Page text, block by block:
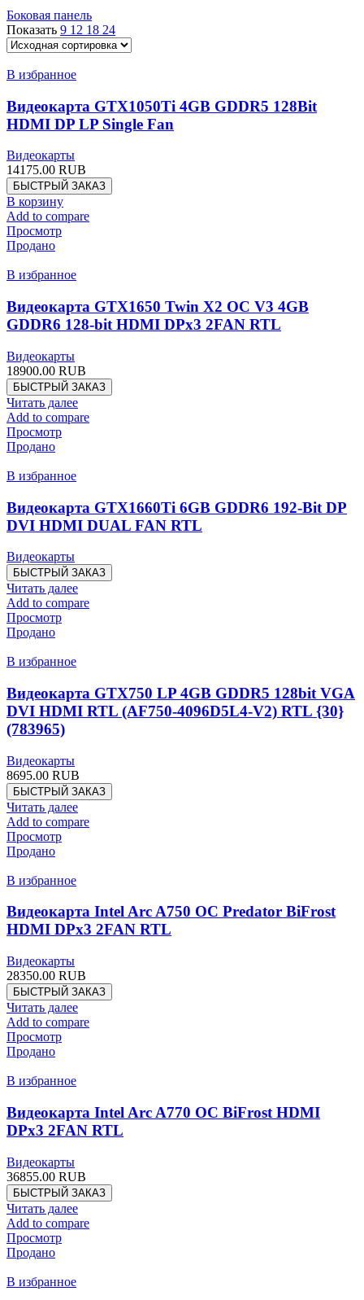
Боковая панель
Показать 9 12 18 24
В избранное
Видеокарта GTX1050Ti 4GB GDDR5 128Bit
HDMI DP LP Single Fan
Видеокарты
14175.00 RUB
БЫСТРЫЙ ЗАКАЗ
В корзину
Add to compare
Просмотр
Продано
В избранное
Видеокарта GTX1650 Twin X2 OC V3 4GB
GDDR6 128-bit HDMI DPx3 2FAN RTL
Видеокарты
18900.00 RUB
БЫСТРЫЙ ЗАКАЗ
Читать далее
Add to compare
Просмотр
Продано
В избранное
Видеокарта GTX1660Ti 6GB GDDR6 192-Bit DP
DVI HDMI DUAL FAN RTL
Видеокарты
БЫСТРЫЙ ЗАКАЗ
Читать далее
Add to compare
Просмотр
Продано
В избранное
Видеокарта GTX750 LP 4GB GDDR5 128bit VGA
DVI HDMI RTL (AF750-4096D5L4-V2) RTL {30}
(783965)
Видеокарты
8695.00 RUB
БЫСТРЫЙ ЗАКАЗ
Читать далее
Add to compare
Просмотр
Продано
В избранное
Видеокарта Intel Arc A750 OC Predator BiFrost
HDMI DPx3 2FAN RTL
Видеокарты
28350.00 RUB
БЫСТРЫЙ ЗАКАЗ
Читать далее
Add to compare
Просмотр
Продано
В избранное
Видеокарта Intel Arc A770 OC BiFrost HDMI
DPx3 2FAN RTL
Видеокарты
36855.00 RUB
БЫСТРЫЙ ЗАКАЗ
Читать далее
Add to compare
Просмотр
Продано
В избранное